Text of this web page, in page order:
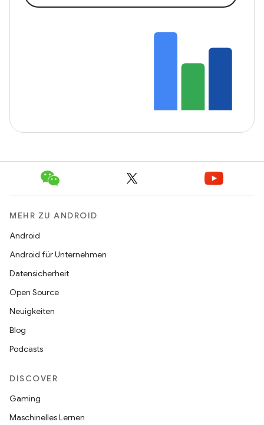
MEHR ZU ANDROID
Android
Android für Unternehmen
Datensicherheit
Open Source
Neuigkeiten
Blog
Podcasts
DISCOVER
Gaming
Maschinelles Lernen